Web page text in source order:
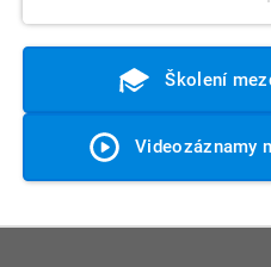
Školení
Videozáznamy